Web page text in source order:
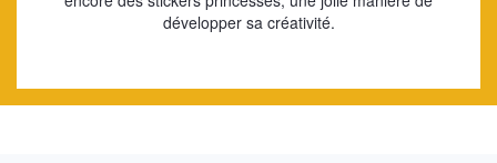
développer sa créativité.